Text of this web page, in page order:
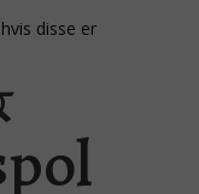
hvis disse er